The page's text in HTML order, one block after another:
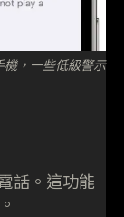
，一些低級警示
話。這功能